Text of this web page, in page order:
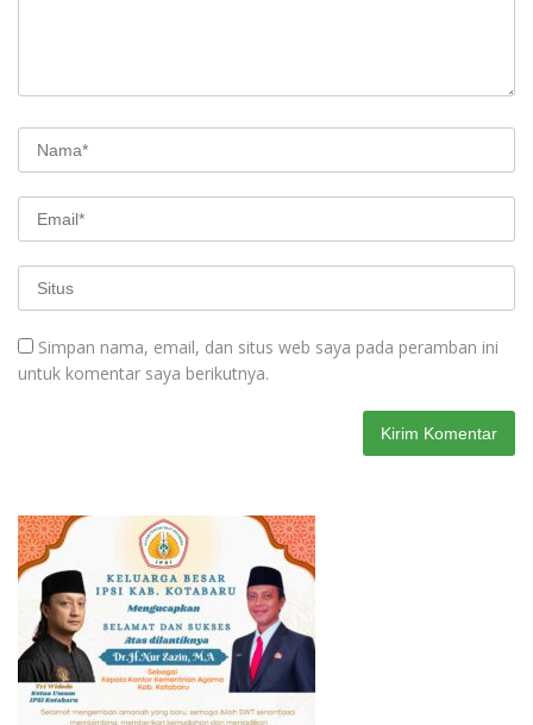
Simpan nama, email, dan situs web saya pada peramban ini
untuk komentar saya berikutnya.